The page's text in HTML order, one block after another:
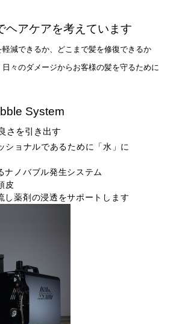
ヘアケアを考えています
減できるか、どこまで髪を修復できるか
々のダメージからお客様の髪を守るために
System
さを引き出す
ショナルであるために「水」に
ナノバブル発生システム
皮
し薬剤の浸透をサポートします